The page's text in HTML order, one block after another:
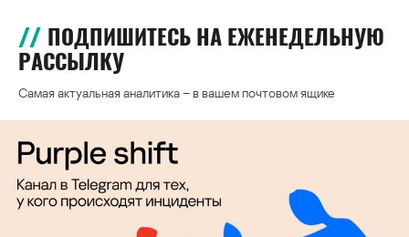
ПОДПИШИТЕСЬ НА ЕЖЕНЕДЕЛЬНУЮ
РАССЫЛКУ
Самая актуальная аналитика – в вашем почтовом ящике